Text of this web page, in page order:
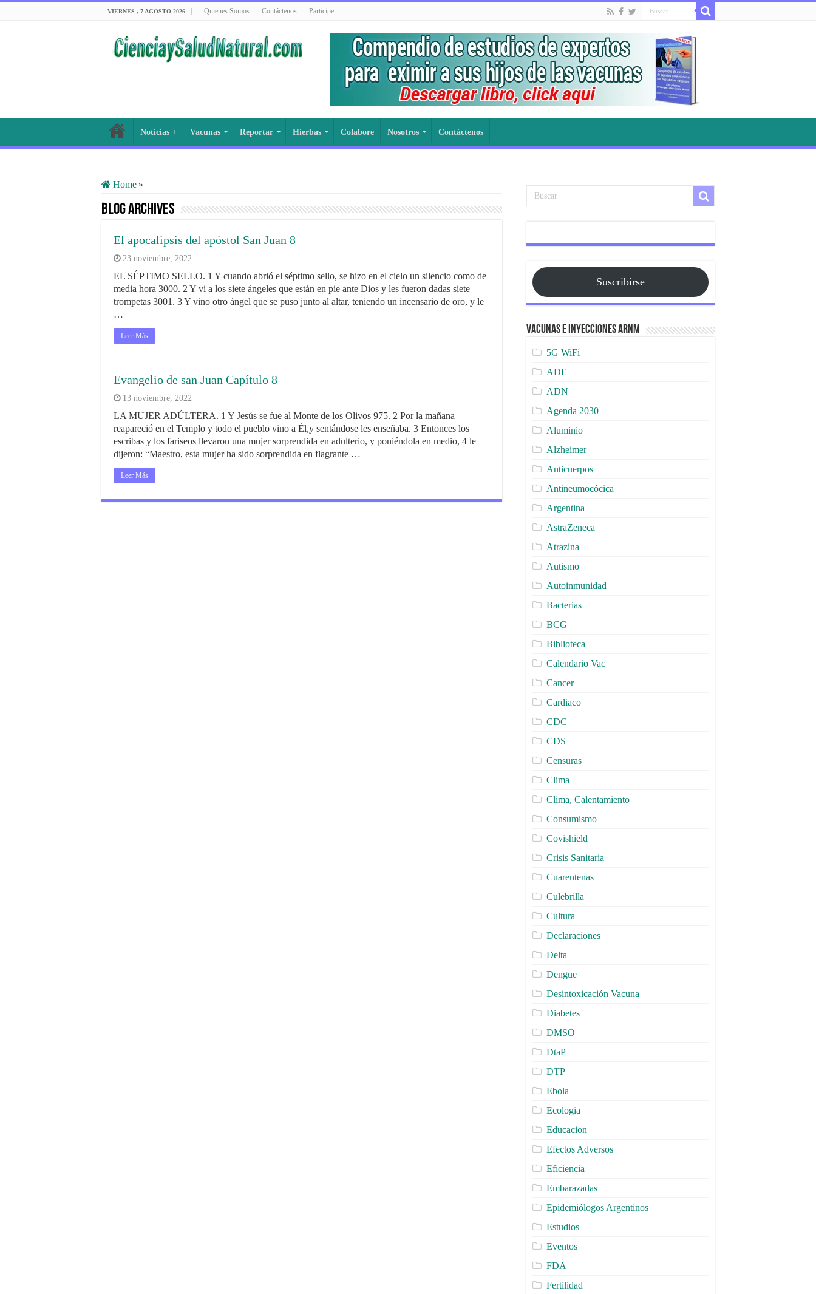
VIERNES , 7 AGOSTO 2026 Quienes Somos Contáctenos Participe
Noticias + Vacunas Reportar Hierbas Colabore Nosotros Contáctenos
Home »
Blog Archives
El apocalipsis del apóstol San Juan 8
23 noviembre, 2022
EL SÉPTIMO SELLO. 1 Y cuando abrió el séptimo sello, se hizo en el cielo un silencio como de
media hora 3000. 2 Y vi a los siete ángeles que están en pie ante Dios y les fueron dadas siete
trompetas 3001. 3 Y vino otro ángel que se puso junto al altar, teniendo un incensario de oro, y le
…
Leer Más
Evangelio de san Juan Capítulo 8
13 noviembre, 2022
LA MUJER ADÚLTERA. 1 Y Jesús se fue al Monte de los Olivos 975. 2 Por la mañana
reapareció en el Templo y todo el pueblo vino a Él,y sentándose les enseñaba. 3 Entonces los
escribas y los fariseos llevaron una mujer sorprendida en adulterio, y poniéndola en medio, 4 le
dijeron: “Maestro, esta mujer ha sido sorprendida en flagrante …
Leer Más
Suscribirse
Vacunas e Inyecciones ARNm
5G WiFi
ADE
ADN
Agenda 2030
Aluminio
Alzheimer
Anticuerpos
Antineumocócica
Argentina
AstraZeneca
Atrazina
Autismo
Autoinmunidad
Bacterias
BCG
Biblioteca
Calendario Vac
Cancer
Cardiaco
CDC
CDS
Censuras
Clima
Clima, Calentamiento
Consumismo
Covishield
Crisis Sanitaria
Cuarentenas
Culebrilla
Cultura
Declaraciones
Delta
Dengue
Desintoxicación Vacuna
Diabetes
DMSO
DtaP
DTP
Ebola
Ecologia
Educacion
Efectos Adversos
Eficiencia
Embarazadas
Epidemiólogos Argentinos
Estudios
Eventos
FDA
Fertilidad